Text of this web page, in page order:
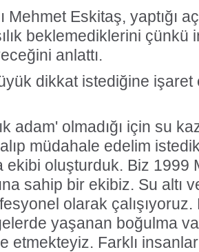
Mehmet Eskitaş, yaptığı
beklemediklerini çünkü
anlattı.
dikkat istediğine
adam' olmadığı için su
müdahale edelim
ekibi oluşturduk. Biz 1999
sahip bir ekibiz. Su altı
olarak
yaşanan boğulma
etmekteyiz. Farklı